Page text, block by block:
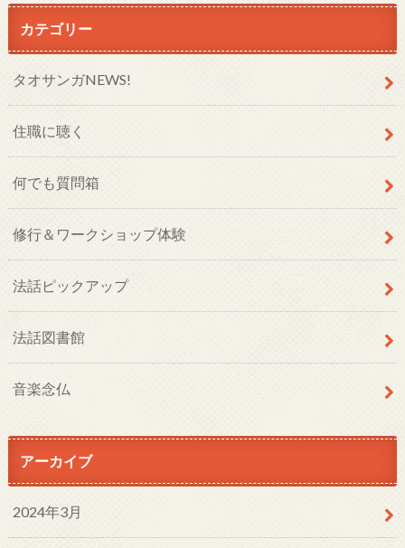
カテゴリー
タオサンガNEWS!
住職に聴く
何でも質問箱
修行＆ワークショップ体験
法話ピックアップ
法話図書館
音楽念仏
アーカイブ
2024年3月